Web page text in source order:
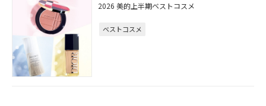
2026 美的上半期ベストコスメ
ベストコスメ